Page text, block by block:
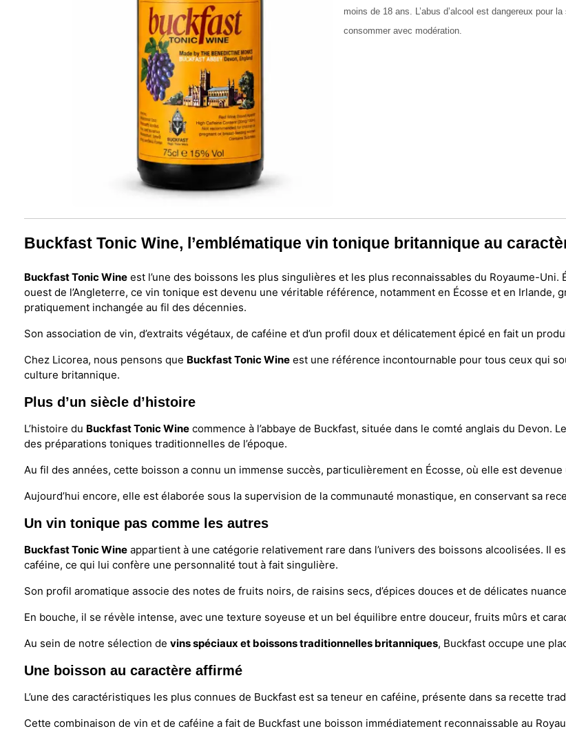
moins de 18 ans. L’abus d’alcool est dangereux pour la
consommer avec modération.
Buckfast Tonic Wine, l’emblématique vin tonique britannique au
Buckfast Tonic Wine est l’une des boissons les plus singulières et les plus reconnaissables du Royaume-
ouest de l’Angleterre, ce vin tonique est devenu une véritable référence, notamment en Écosse et en Irlande,
pratiquement inchangée au fil des décennies.
Son association de vin, d’extraits végétaux, de caféine et d’un profil doux et délicatement épicé en fait un
Chez Licorea, nous pensons que Buckfast Tonic Wine est une référence incontournable pour tous ceux qui
culture britannique.
Plus d’un siècle d’histoire
L’histoire du Buckfast Tonic Wine commence à l’abbaye de Buckfast, située dans le comté anglais du Devon.
des préparations toniques traditionnelles de l’époque.
Au fil des années, cette boisson a connu un immense succès, particulièrement en Écosse, où elle est
Aujourd’hui encore, elle est élaborée sous la supervision de la communauté monastique, en conservant sa
Un vin tonique pas comme les autres
Buckfast Tonic Wine appartient à une catégorie relativement rare dans l’univers des boissons alcoolisées. Il
caféine, ce qui lui confère une personnalité tout à fait singulière.
Son profil aromatique associe des notes de fruits noirs, de raisins secs, d’épices douces et de délicates
En bouche, il se révèle intense, avec une texture soyeuse et un bel équilibre entre douceur, fruits mûrs et
Au sein de notre sélection de vins spéciaux et boissons traditionnelles britanniques, Buckfast occupe une
Une boisson au caractère affirmé
L’une des caractéristiques les plus connues de Buckfast est sa teneur en caféine, présente dans sa recette
Cette combinaison de vin et de caféine a fait de Buckfast une boisson immédiatement reconnaissable au